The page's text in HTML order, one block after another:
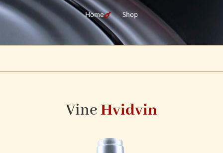
Home Shop
VineHvidvin